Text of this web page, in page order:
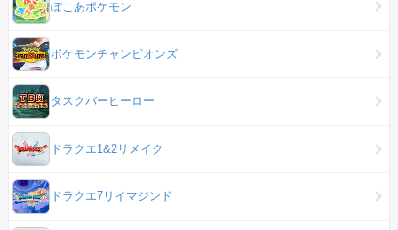
ぽこあポケモン
ポケモンチャンピオンズ
タスクバーヒーロー
ドラクエ1&2リメイク
ドラクエ7リイマジンド